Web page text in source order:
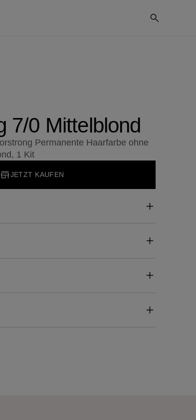
7/0 Mittelblond
Permanente Haarfarbe ohne
1 Kit
JETZT KAUFEN